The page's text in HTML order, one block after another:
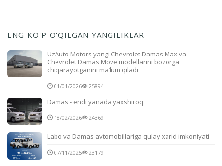
ENG KO'P O'QILGAN YANGILIKLAR
UzAuto Motors yangi Chevrolet Damas Max va
Chevrolet Damas Move modellarini bozorga
chiqarayotganini ma’lum qiladi
01/01/2026 25894
Damas - endi yanada yaxshiroq
18/02/2026 24369
Labo va Damas avtomobillariga qulay xarid imkoniyati
07/11/2025 23179